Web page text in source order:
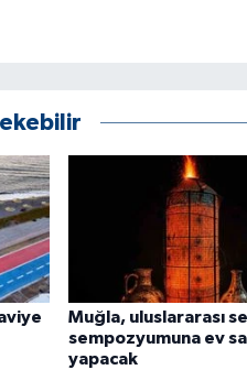
Muğla, uluslararası
sempozyumuna ev
yapacak